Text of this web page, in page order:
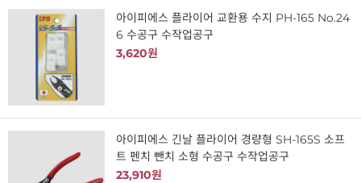
아이피에스 플라이어 교환용 수지 PH-165 No.24
6 수공구 수작업공구
3,620원
아이피에스 긴날 플라이어 경량형 SH-165S 소프
트 펜치 뺀치 소형 수공구 수작업공구
23,910원